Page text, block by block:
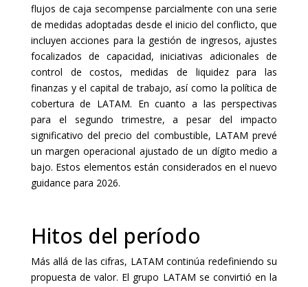
flujos de caja secompense parcialmente con una serie
de medidas adoptadas desde el inicio del conflicto, que
incluyen acciones para la gestión de ingresos, ajustes
focalizados de capacidad, iniciativas adicionales de
control de costos, medidas de liquidez para las
finanzas y el capital de trabajo, así como la política de
cobertura de LATAM. En cuanto a las perspectivas
para el segundo trimestre, a pesar del impacto
significativo del precio del combustible, LATAM prevé
un margen operacional ajustado de un dígito medio a
bajo. Estos elementos están considerados en el nuevo
guidance para 2026.
Hitos del período
Más allá de las cifras, LATAM continúa redefiniendo su
propuesta de valor. El grupo LATAM se convirtió en la